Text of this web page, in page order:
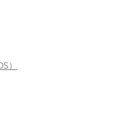
）